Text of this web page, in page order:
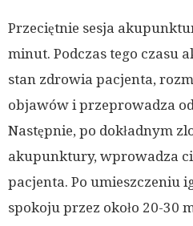
Przeciętnie sesja
minut. Podczas tego czasu
stan zdrowia pacjenta,
objawów i przeprowadza
Następnie, po dokładnym
akupunktury, wprowadza
pacjenta. Po umieszczeniu
spokoju przez około 20-30